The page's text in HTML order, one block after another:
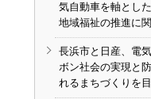
気自動車を軸とし
地域福祉の推進に
長浜市と日産、電
ボン社会の実現と
れるまちづくりを